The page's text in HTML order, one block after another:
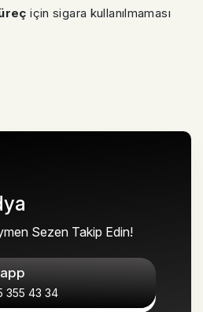
için sigara kullanılmaması
Sezen Takip Edin!
355 43 34